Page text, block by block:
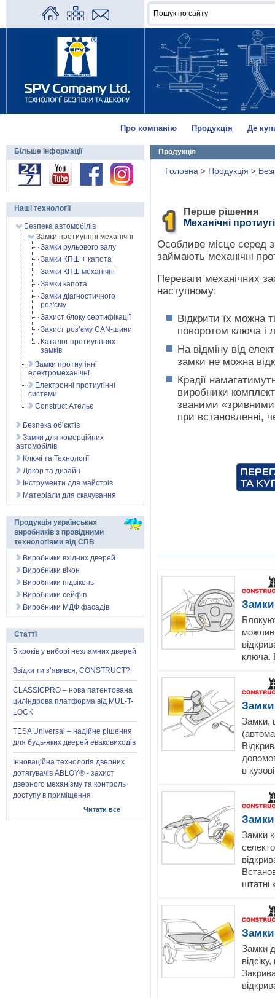
Про компанію Продукція Де
Продукція
Головна > Продукція >
Перше рішення
Механічні
Особливе місце серед
займають механічні
Переваги механічних
наступному:
Відкрити їх можна
поворотом ключа і
На відміну від
замки не можна
Крадії
виробники
званими
при встановленні,
Замки
ключа.
Замки,
в
Замки
штатні
Замки
Замки
Більше інформації
Наші технології
Безпека автомобілів
Замки протиугінні механічні
Замки рульового валу
Замки КПШ + капота
Замки КПШ механічні
Замки капота
Замки діагностичного
роз'єму
Захист блоку сертифікації
Захист роз’єму CAN-шини
Каталог протиугінних
замків
Замки протиугінні
електромеханічні
Електронні протиугінні
системи
Construct Ательє
Безпека об’єктів
Замки для комерційних
автомобілів
Ключі та Технології
Декор та дизайн
Інструменти для майстрів
Матеріали для скачування
Продукція українських
виробників з провідними
технологіями від СПВ
Виробники вхідних дверей
Виробники вікон
Виробники підвіконь
Виробники сейфів
Виробники МДФ фасадів
Статті
5 кроків у виборі незламних дверей
Звідки ти з’явився, CONSTRUCT?
CLASSICPRO – нова патентована
циліндрова платформа від MUL-T-
LOCK
TESA Universal – надійне рішення
для будь-яких дверей еваковиходів
Інноваційна технологія дверних
дотягувачів ABLOY® - захист
дверного механізму та контроль
доступу в приміщення
Читати все